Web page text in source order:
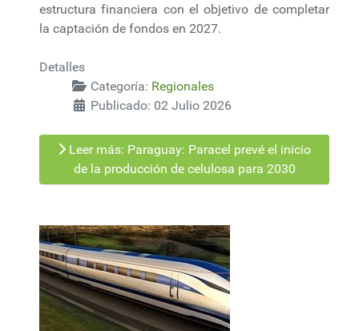
estructura financiera con el objetivo de completar
la captación de fondos en 2027.
Detalles
Categoría: Regionales
Publicado: 02 Julio 2026
Leer más: Paraguay: Paracel prevé el inicio
de la producción de celulosa para 2030